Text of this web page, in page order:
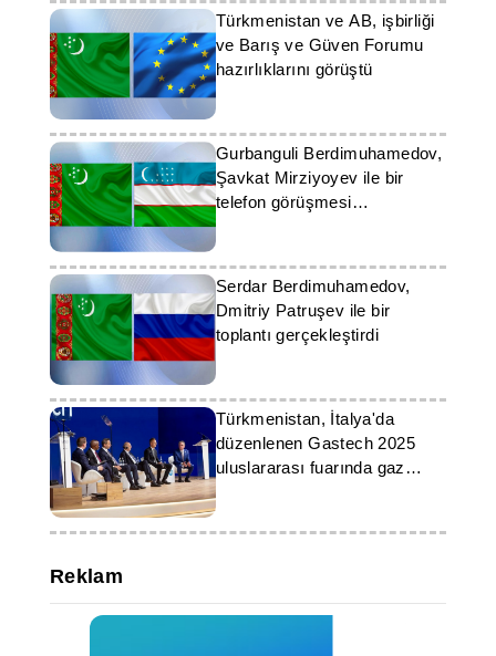
Türkmenistan ve AB, işbirliği
ve Barış ve Güven Forumu
hazırlıklarını görüştü
Gurbanguli Berdimuhamedov,
Şavkat Mirziyoyev ile bir
telefon görüşmesi
gerçekleştirdi
Serdar Berdimuhamedov,
Dmitriy Patruşev ile bir
toplantı gerçekleştirdi
Türkmenistan, İtalya'da
düzenlenen Gastech 2025
uluslararası fuarında gaz
potansiyelini sergiledi
Reklam